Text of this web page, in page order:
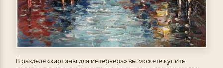
В разделе «картины для интерьера» вы можете купить